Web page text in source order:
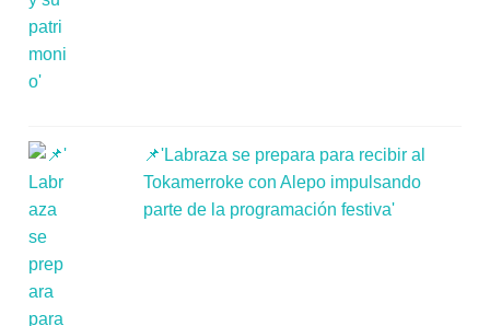
📌'Labraza se prepara para recibir al
Tokamerroke con Alepo impulsando
parte de la programación festiva'